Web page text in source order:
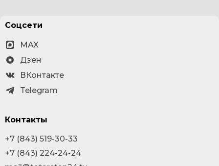
Соцсети
MAX
Дзен
ВКонтакте
Telegram
Контакты
+7 (843) 519-30-33
+7 (843) 224-24-24